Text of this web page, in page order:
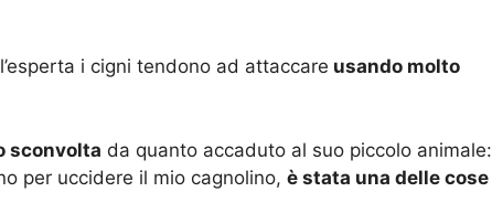
i cigni tendono ad attaccare usando molto
sconvolta da quanto accaduto al suo piccolo animale:
per uccidere il mio cagnolino, è stata una delle cose